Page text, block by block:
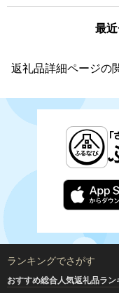
最
返礼品詳細ページの
ランキングでさがす
おすすめ総合人気返礼品ラン